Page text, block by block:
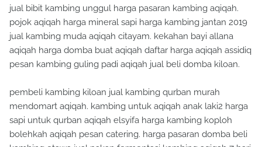
jual bibit kambing unggul harga pasaran kambing aqiqah.
pojok aqiqah harga mineral sapi harga kambing jantan 2019
jual kambing muda aqiqah citayam. kekahan bayi allana
aqiqah harga domba buat aqiqah daftar harga aqiqah assidiq
pesan kambing guling padi aqiqah jual beli domba kiloan.
pembeli kambing kiloan jual kambing qurban murah
mendomart aqiqah. kambing untuk aqiqah anak laki2 harga
sapi untuk qurban aqiqah elsyifa harga kambing koploh
bolehkah aqiqah pesan catering. harga pasaran domba beli